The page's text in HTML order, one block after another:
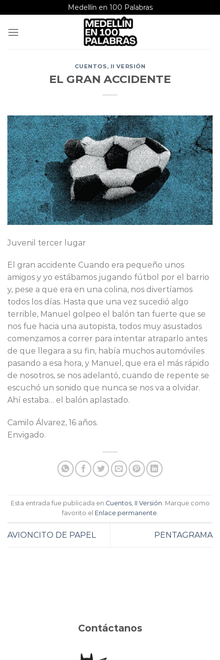
al
contenido
Medellín en 100 Palabras
CUENTOS, II VERSIÓN
EL GRAN ACCIDENTE
Juvenil tercer lugar
El gran accidente Cuando era pequeño unos
amigos y yo estábamos jugando fútbol por el barrio
y, pese a que era en una colina, nos divertíamos
todos los días. Hasta que una vez sucedió algo
terrible, Manuel golpeo el balón tan fuerte que se
nos fue hacia una autopista, todos muy asustados
comenzamos a correr para intentar atraparlo antes
de que llegara a su fin, había muchos automóviles
pasando a esa hora, y Manuel, que era el más rápido
de nosotros, se nos adelantó, cuando de repente se
escuchó un sonido que nunca se nos va a olvidar.
Ahí estaba… el balón aplastado.
Camilo Álvarez, 16 años.
Envigado.
Esta entrada fue publicada en Cuentos, II Versión. Marque como
favorito el Enlace permanente.
AVIONCITO DE PAPEL PENTAGRAMA
Contáctanos